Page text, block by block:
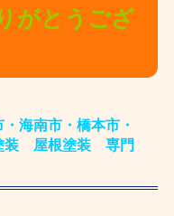
がとうござ
海南市・橋本市・
装 屋根塗装 専門